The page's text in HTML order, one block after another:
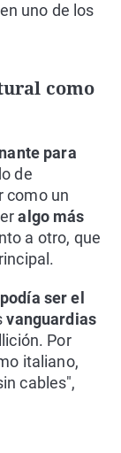
uno de los
como
para
de
como un
algo más
a otro, que
ser el
vanguardias
Por
italiano,
cables",